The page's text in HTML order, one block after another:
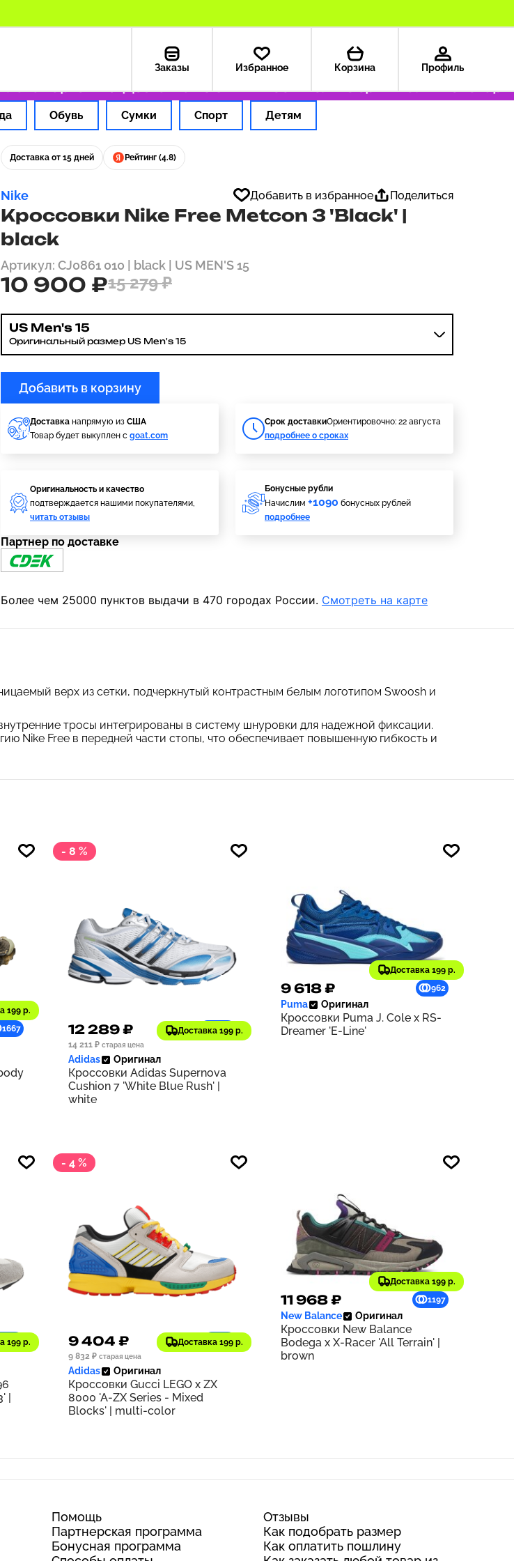
Заказы Избранное Корзина Профиль
картой РФ Доставка из США — 199 ₽ Только оригинальные товары
Обувь Сумки Спорт Детям
Доставка от 15 дней Рейтинг (4.8)
Nike Добавить в избранное Поделиться
Кроссовки Nike Free Metcon 3 'Black' |
black
Артикул: CJ0861 010 | black | US MEN'S 15
10 900 ₽15 279 ₽
US Men's 15
Оригинальный размер US Men's 15
Добавить в корзину
Доставка напрямую из США
Товар будет выкуплен с goat.com
Cрок доставкиОриентировочно: 22 августа
подробнее о сроках
Оригинальность и качество
подтверждается нашими покупателями,
читать отзывы
Бонусные рубли
Начислим +1090 бонусных рублей
подробнее
Партнер по доставке
Более чем 25000 пунктов выдачи в 470 городах России. Смотреть на карте
верх из сетки, подчеркнутый контрастным белым логотипом Swoosh и
тросы интегрированы в систему шнуровки для надежной фиксации.
Nike Free в передней части стопы, что обеспечивает повышенную гибкость и
199 р.
1667
- 8 %
Доставка 199 р.
12 289 ₽
1229
14 211 ₽ старая цена
Adidas Оригинал
Кроссовки Adidas Supernova
Cushion 7 'White Blue Rush' |
white
Доставка 199 р.
9 618 ₽ 962
Puma Оригинал
Кроссовки Puma J. Cole x RS-
Dreamer 'E-Line'
199 р.
1197
|
- 4 %
Доставка 199 р.
9 404 ₽
940
9 832 ₽ старая цена
Adidas Оригинал
Кроссовки Gucci LEGO x ZX
8000 'A-ZX Series - Mixed
Blocks' | multi-color
Доставка 199 р.
11 968 ₽ 1197
New Balance Оригинал
Кроссовки New Balance
Bodega x X-Racer 'All Terrain' |
brown
Помощь
Партнерская программа
Бонусная программа
Отзывы
Как подобрать размер
Как оплатить пошлину